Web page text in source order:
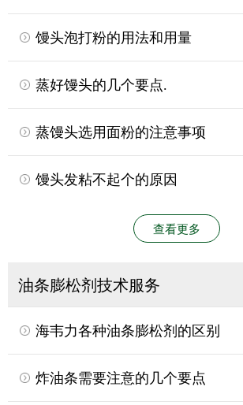
馒头泡打粉的用法和用量
蒸好馒头的几个要点.
蒸馒头选用面粉的注意事项
馒头发粘不起个的原因
查看更多
油条膨松剂技术服务
海韦力各种油条膨松剂的区别
炸油条需要注意的几个要点